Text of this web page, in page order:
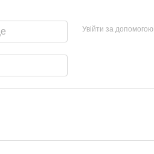
Увійти за допомогою